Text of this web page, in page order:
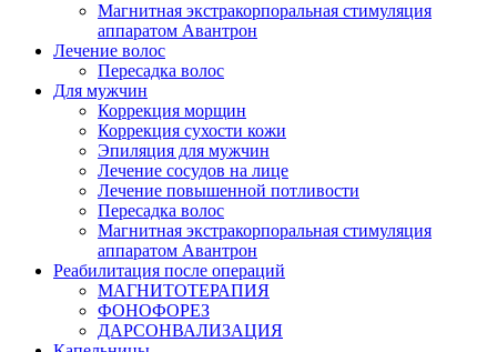
Магнитная экстракорпоральная стимуляция
аппаратом Авантрон
Лечение волос
Пересадка волос
Для мужчин
Коррекция морщин
Коррекция сухости кожи
Эпиляция для мужчин
Лечение сосудов на лице
Лечение повышенной потливости
Пересадка волос
Магнитная экстракорпоральная стимуляция
аппаратом Авантрон
Реабилитация после операций
МАГНИТОТЕРАПИЯ
ФОНОФОРЕЗ
ДАРСОНВАЛИЗАЦИЯ